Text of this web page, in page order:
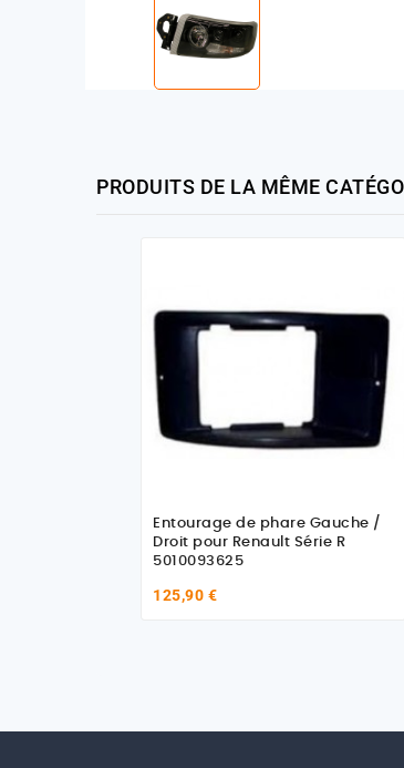
PRODUITS DE LA MÊME
Entourage de phare Gauche /
Droit pour Renault Série R
5010093625
125,90 €